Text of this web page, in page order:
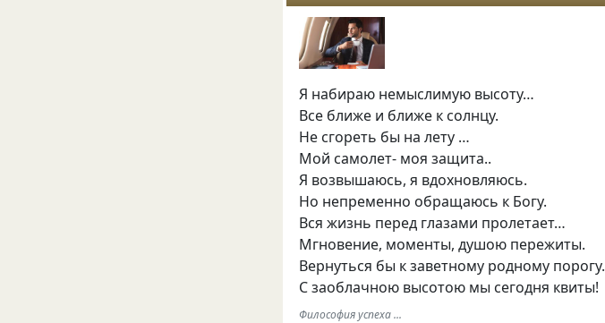
Я набираю немыслимую высоту…
Все ближе и ближе к солнцу.
Не сгореть бы на лету …
Мой самолет- моя защита..
Я возвышаюсь, я вдохновляюсь.
Но непременно обращаюсь к Богу.
Вся жизнь перед глазами пролетает…
Мгновение, моменты, душою пережиты.
Вернуться бы к заветному родному порогу.
С заоблачною высотою мы сегодня квиты!
Философия успеха ...